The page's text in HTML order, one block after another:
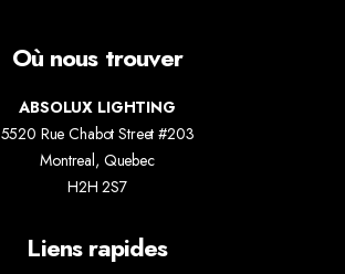
Où nous trouver
ABSOLUX LIGHTING
5520 Rue Chabot Street #203
Montreal, Quebec
H2H 2S7
Liens rapides